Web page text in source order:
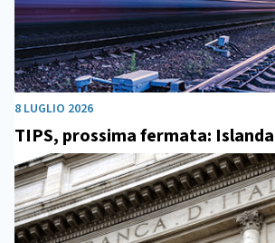
8 LUGLIO 2026
TIPS, prossima fermata: Islanda